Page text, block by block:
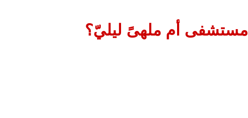
مستشفى أم ملهىً ليليّ؟